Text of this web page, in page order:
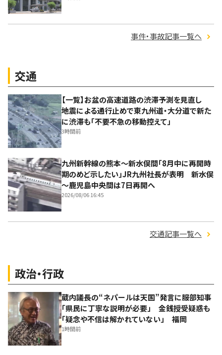
事件・事故記事一覧へ
交通
【一覧】お盆の高速道路の渋滞予測を見直し
地震による通行止めで東九州道・大分道で新た
に渋滞も「不要不急の移動控えて」
3時間前
九州新幹線の熊本～新水俣間「8月中に再開時
期のめど示したい」JR九州社長が表明 新水俣
～鹿児島中央間は7日再開へ
2026/08/06 16:45
交通記事一覧へ
政治・行政
蔵内議長の“ネパールは天国”発言に服部知事
「県民に丁寧な説明が必要」 金銭授受疑惑も
「疑念や不信は解かれていない」 福岡
1時間前